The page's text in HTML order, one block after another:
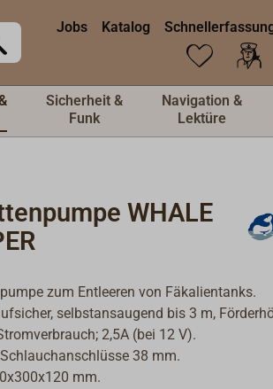
Jobs Katalog
Sicherheit &
Funk
Navigation &
Lektüre
WHALE
zum Entleeren von Fäkalientanks.
selbstansaugend bis 3 m,
2,5A (bei 12 V).
38 mm.
mm.